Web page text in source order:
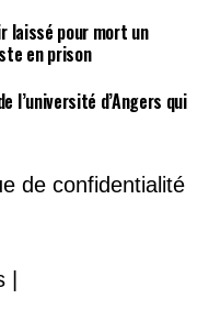
laissé pour mort un
en prison
l’université d’Angers qui
de confidentialité